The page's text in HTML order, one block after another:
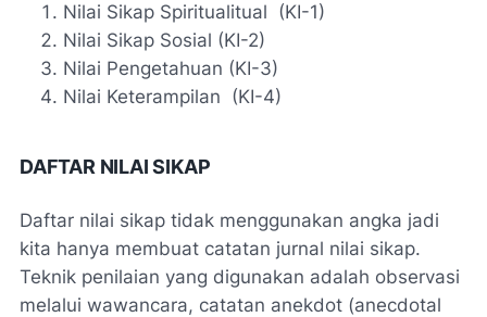
Nilai Sikap Spiritualitual (KI-1)
Nilai Sikap Sosial (KI-2)
Nilai Pengetahuan (KI-3)
Nilai Keterampilan (KI-4)
DAFTAR NILAI SIKAP
Daftar nilai sikap tidak menggunakan angka jadi
kita hanya membuat catatan jurnal nilai sikap.
Teknik penilaian yang digunakan adalah observasi
melalui wawancara, catatan anekdot (anecdotal